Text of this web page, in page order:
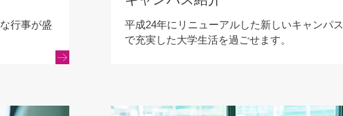
行事が盛
平成24年にリニューアルした新しいキャンパス
で充実した大学生活を過ごせます。